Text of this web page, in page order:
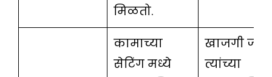
मिळतो.
कामाच्या
सेटिंग मध्ये
खाजगी जॉब
त्यांच्या